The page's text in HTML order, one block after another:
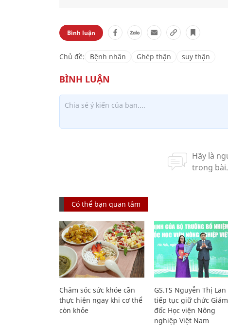
Bình luận
Chủ đề: Bệnh nhân Ghép thận suy thận
Có thể bạn quan tâm
Chăm sóc sức khỏe cần
thực hiện ngay khi cơ thể
còn khỏe
GS.TS Nguyễn Thị Lan
tiếp tục giữ chức Giám
đốc Học viện Nông
nghiệp Việt Nam